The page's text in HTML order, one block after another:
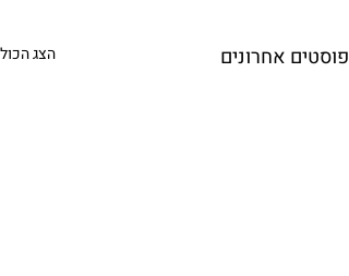
פוסטים אחרונים הצג הכול